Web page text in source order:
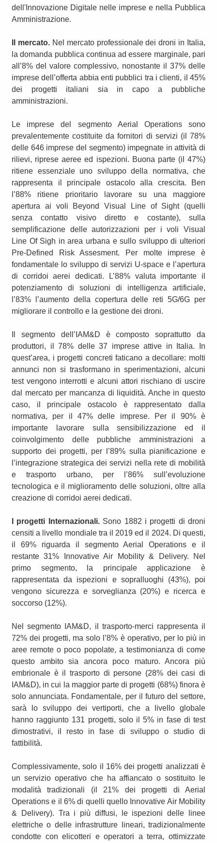
dell'Innovazione Digitale nelle imprese e nella Pubblica
Amministrazione.
Il mercato.Nel mercato professionale dei droni in Italia,
la domanda pubblica continua ad essere marginale, pari
all’8% del valore complessivo, nonostante il 37% delle
imprese dell’offerta abbia enti pubblici tra i clienti, il 45%
dei progetti italiani sia in capo a pubbliche
amministrazioni.
Le imprese del segmento Aerial Operations sono
prevalentemente costituite da fornitori di servizi (il 78%
delle 646 imprese del segmento) impegnate in attività di
rilievi, riprese aeree ed ispezioni. Buona parte (il 47%)
ritiene essenziale uno sviluppo della normativa, che
rappresenta il principale ostacolo alla crescita. Ben
l’88% ritiene prioritario lavorare su una maggiore
apertura ai voli Beyond Visual Line of Sight (quelli
senza contatto visivo diretto e costante), sulla
semplificazione delle autorizzazioni per i voli Visual
Line Of Sigh in area urbana e sullo sviluppo di ulteriori
Pre-Defined Risk Assesment. Per molte imprese è
fondamentale lo sviluppo di servizi U-space e l’apertura
di corridoi aerei dedicati. L’88% valuta importante il
potenziamento di soluzioni di intelligenza artificiale,
l’83% l’aumento della copertura delle reti 5G/6G per
migliorare il controllo e la gestione dei droni.
Il segmento dell’IAM&D è composto soprattutto da
produttori, il 78% delle 37 imprese attive in Italia. In
quest’area, i progetti concreti faticano a decollare: molti
annunci non si trasformano in sperimentazioni, alcuni
test vengono interrotti e alcuni attori rischiano di uscire
dal mercato per mancanza di liquidità. Anche in questo
caso, il principale ostacolo è rappresentato dalla
normativa, per il 47% delle imprese. Per il 90% è
importante lavorare sulla sensibilizzazione ed il
coinvolgimento delle pubbliche amministrazioni a
supporto dei progetti, per l’89% sulla pianificazione e
l’integrazione strategica dei servizi nella rete di mobilità
e trasporto urbano, per l’86% sull’evoluzione
tecnologica e il miglioramento delle soluzioni, oltre alla
creazione di corridoi aerei dedicati.
I progetti Internazionali.Sono 1882 i progetti di droni
censiti a livello mondiale tra il 2019 ed il 2024. Di questi,
il 69% riguarda il segmento Aerial Operations e il
restante 31% Innovative Air Mobility & Delivery. Nel
primo segmento, la principale applicazione è
rappresentata da ispezioni e sopralluoghi (43%), poi
vengono sicurezza e sorveglianza (20%) e ricerca e
soccorso (12%).
Nel segmento IAM&D, il trasporto-merci rappresenta il
72% dei progetti, ma solo l’8% è operativo, per lo più in
aree remote o poco popolate, a testimonianza di come
questo ambito sia ancora poco maturo. Ancora più
embrionale è il trasporto di persone (28% dei casi di
IAM&D), in cui la maggior parte di progetti (68%) finora è
solo annunciata. Fondamentale, per il futuro del settore,
sarà lo sviluppo dei vertiporti, che a livello globale
hanno raggiunto 131 progetti, solo il 5% in fase di test
dimostrativi, il resto in fase di sviluppo o studio di
fattibilità.
Complessivamente, solo il 16% dei progetti analizzati è
un servizio operativo che ha affiancato o sostituito le
modalità tradizionali (il 21% dei progetti di Aerial
Operations e il 6% di quelli quello Innovative Air Mobility
& Delivery). Tra i più diffusi, le ispezioni delle linee
elettriche o delle infrastrutture lineari, tradizionalmente
condotte con elicotteri e operatori a terra, ottimizzate